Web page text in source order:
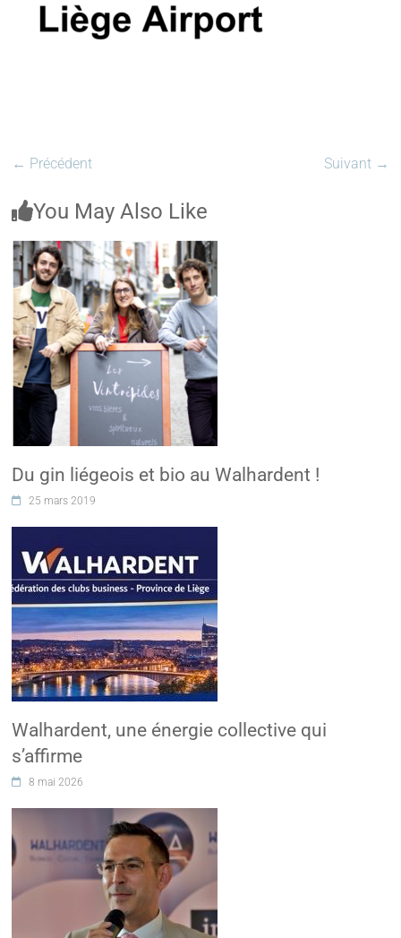
← Précédent Suivant →
You May Also Like
Du gin liégeois et bio au Walhardent !
25 mars 2019
Walhardent, une énergie collective qui
s’affirme
8 mai 2026